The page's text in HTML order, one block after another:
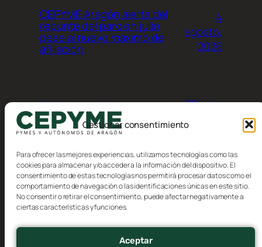
Gestionar consentimiento
Para ofrecer las mejores experiencias, utilizamos tecnologías como las
cookies para almacenar y/o acceder a la información del dispositivo. El
consentimiento de estas tecnologías nos permitirá procesar datos como el
comportamiento de navegación o las identificaciones únicas en este sitio.
No consentir o retirar el consentimiento, puede afectar negativamente a
ciertas características y funciones.
Aceptar
CEPYME Aragón alerta del
repunte del paro en julio
pese al nuevo máximo de
afiliación
4
agosto,
2026
Calendario del
contribuyente, Agosto 2026
30 julio,
Eventos